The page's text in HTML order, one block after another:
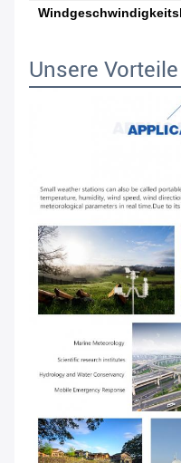
Unsere Vorteile